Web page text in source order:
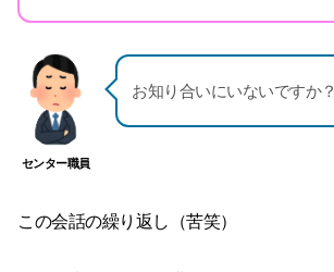
センター職員
お知り合いにいないですか？
この会話の繰り返し（苦笑）